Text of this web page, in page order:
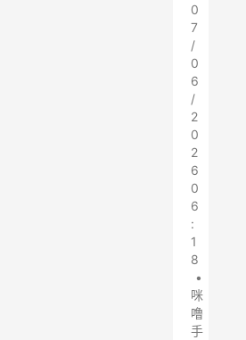
0
7
/
0
6
/
2
0
2
6
0
6
:
1
8
•
咪
噜
手